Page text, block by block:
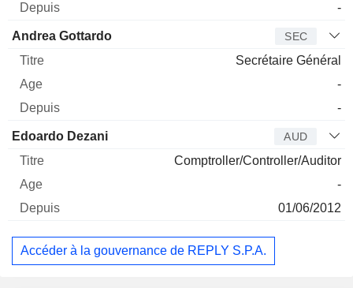
-
Andrea Gottardo SEC
Secrétaire Général
-
-
Edoardo Dezani AUD
Comptroller/Controller/Auditor
-
01/06/2012
Accéder à la gouvernance de REPLY S.P.A.